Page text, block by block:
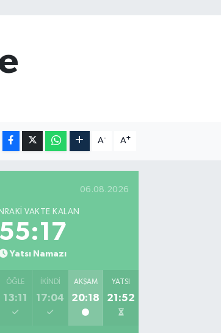
A- A+
06.08.2026
VAKTE KALAN
55:16
Yatsı Namazı
ÖĞLE
13:11
İKINDI
17:04
AKŞAM
20:18
YATSI
21:52